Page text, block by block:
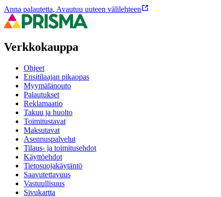
Anna palautetta, Avautuu uuteen välilehteen
Verkkokauppa
Ohjeet
Ensitilaajan pikaopas
Myymälänouto
Palautukset
Reklamaatio
Takuu ja huolto
Toimitustavat
Maksutavat
Asennuspalvelut
Tilaus- ja toimitusehdot
Käyttöehdot
Tietosuojakäytäntö
Saavutettavuus
Vastuullisuus
Sivukartta